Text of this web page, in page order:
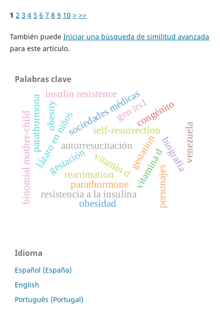
1 2 3 4 5 6 7 8 9 10 > >>
También puede Iniciar una búsqueda de similitud avanzada
para este artículo.
Palabras clave
autorresucitación
lázaro en niños self-resurrection
reanimation vitamina d
parathormona
gestación vitamin d
parathormone
gestation
binomial mother-child sociedades médicas
personajes
biografíavenezuela
congénito
gen irs1
resistencia a la insulina
obesidad
insulin resistence
obesity
Idioma
Español (España)
English
Português (Portugal)